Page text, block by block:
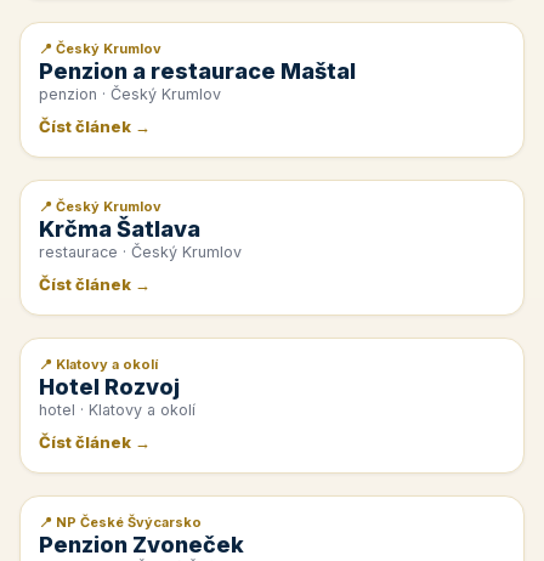
📰 PR článek
📍 Český Krumlov
Penzion a restaurace Maštal
penzion · Český Krumlov
Číst článek →
📰 PR článek
📍 Český Krumlov
Krčma Šatlava
restaurace · Český Krumlov
Číst článek →
📰 PR článek
📍 Klatovy a okolí
Hotel Rozvoj
hotel · Klatovy a okolí
Číst článek →
📰 PR článek
📍 NP České Švýcarsko
Penzion Zvoneček